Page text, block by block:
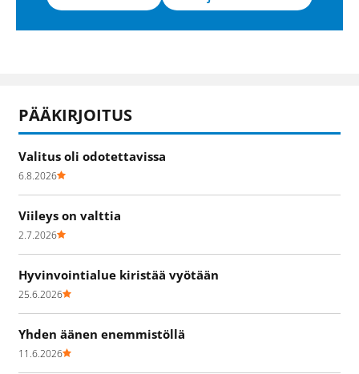
PÄÄKIRJOITUS
Valitus oli odotettavissa
6.8.2026
Viileys on valttia
2.7.2026
Hyvinvointialue kiristää vyötään
25.6.2026
Yhden äänen enemmistöllä
11.6.2026